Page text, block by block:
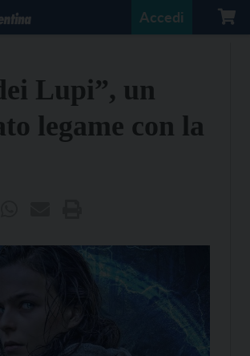
Accedi
Lupi”, un
legame con la